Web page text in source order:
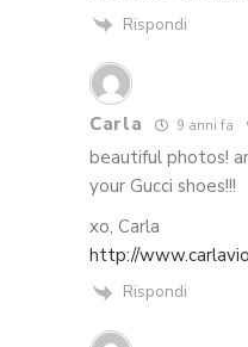
Rispondi
Carla 9 anni fa
beautiful photos!
your Gucci shoes!!!
xo, Carla
http://
Rispondi